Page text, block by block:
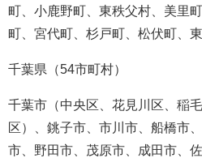
町、小鹿野町、東秩父村、美里
町、宮代町、杉戸町、松伏町、
千葉県（54市町村）
千葉市（中央区、花見川区、稲
区）、銚子市、市川市、船橋市
市、野田市、茂原市、成田市、